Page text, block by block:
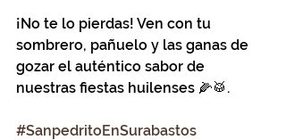
¡No te lo pierdas! Ven con tu
sombrero, pañuelo y las ganas de
gozar el auténtico sabor de
nuestras fiestas huilenses 🌽🥁.
#SanpedritoEnSurabastos